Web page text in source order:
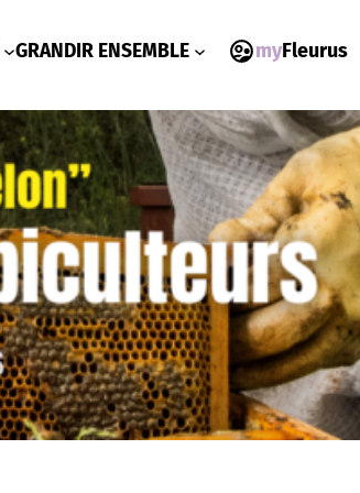
GRANDIR ENSEMBLE myFleurus